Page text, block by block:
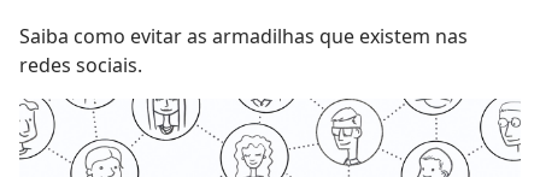
Saiba como evitar as armadilhas que existem nas
redes sociais.